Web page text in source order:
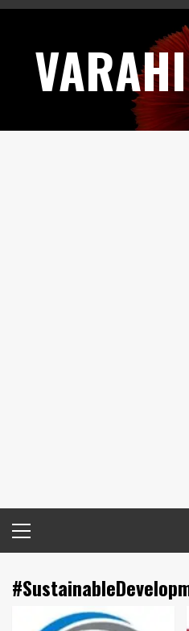
Skip
content
Menu